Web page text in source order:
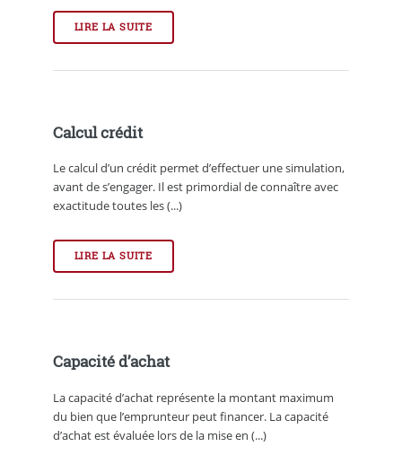
LIRE LA SUITE
Calcul crédit
Le calcul d’un crédit permet d’effectuer une simulation,
avant de s’engager. Il est primordial de connaître avec
exactitude toutes les (...)
LIRE LA SUITE
Capacité d’achat
La capacité d’achat représente la montant maximum
du bien que l’emprunteur peut financer. La capacité
d’achat est évaluée lors de la mise en (...)